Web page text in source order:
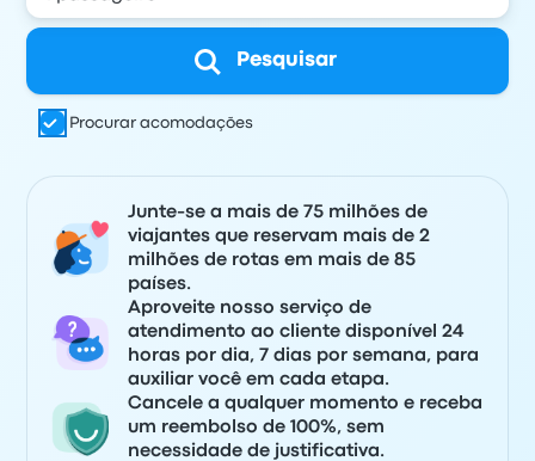
Pesquisar
Procurar acomodações
Junte-se a mais de 75 milhões de
viajantes que reservam mais de 2
milhões de rotas em mais de 85
países.
Aproveite nosso serviço de
atendimento ao cliente disponível 24
horas por dia, 7 dias por semana, para
auxiliar você em cada etapa.
Cancele a qualquer momento e receba
um reembolso de 100%, sem
necessidade de justificativa.